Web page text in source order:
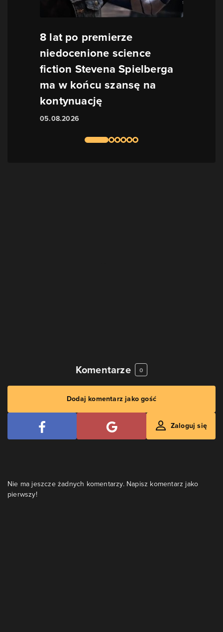
8 lat po premierze
niedocenione science
fiction Stevena Spielberga
ma w końcu szansę na
kontynuację
05.08.2026
Komentarze 0
Dodaj komentarz jako gość
Zaloguj się
Nie ma jeszcze żadnych komentarzy. Napisz komentarz jako
pierwszy!